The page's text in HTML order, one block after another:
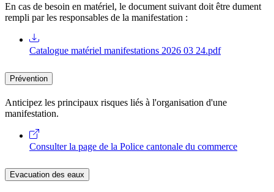
En cas de besoin en matériel, le document suivant doit être dument
rempli par les responsables de la manifestation :
Catalogue matériel manifestations 2026 03 24.pdf
Prévention
Anticipez les principaux risques liés à l'organisation d'une
manifestation.
Consulter la page de la Police cantonale du commerce
Evacuation des eaux